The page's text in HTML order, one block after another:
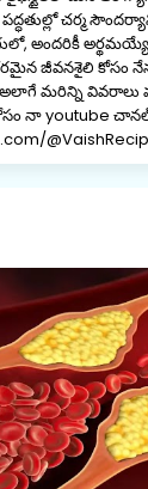
చర్మ
అందరికీ
జీవనశైలి కోసం
మరిన్ని
నా youtube